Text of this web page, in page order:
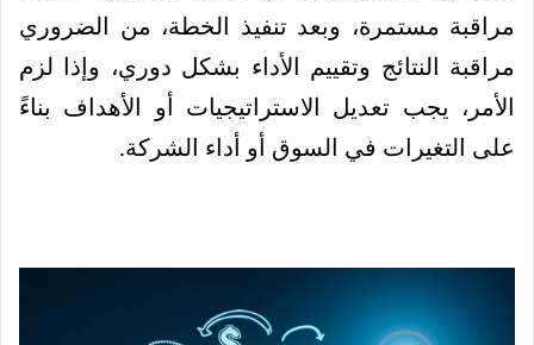
مراقبة مستمرة، وبعد تنفيذ الخطة، من الضروري
مراقبة النتائج وتقييم الأداء بشكل دوري، وإذا لزم
الأمر، يجب تعديل الاستراتيجيات أو الأهداف بناءً
على التغيرات في السوق أو أداء الشركة.